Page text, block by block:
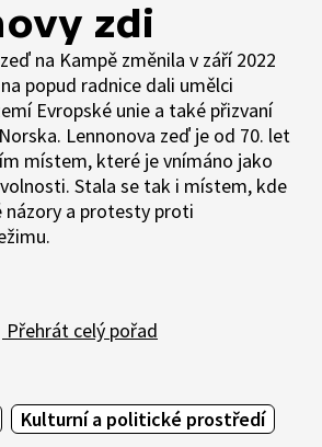
zdi
na Kampě změnila v září 2022
popud radnice dali umělci
Evropské unie a také přizvaní
Lennonova zeď je od 70. let
místem, které je vnímáno jako
Stala se tak i místem, kde
názory a protesty proti
Přehrát celý pořad
Kulturní a politické prostředí